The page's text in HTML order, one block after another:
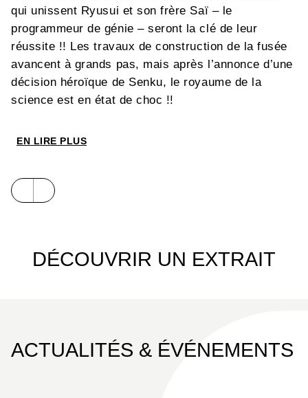
qui unissent Ryusui et son frère Saï – le
programmeur de génie – seront la clé de leur
réussite !! Les travaux de construction de la fusée
avancent à grands pas, mais après l’annonce d’une
décision héroïque de Senku, le royaume de la
science est en état de choc !!
EN LIRE PLUS
DÉCOUVRIR UN EXTRAIT
ACTUALITÉS & ÉVÉNEMENTS